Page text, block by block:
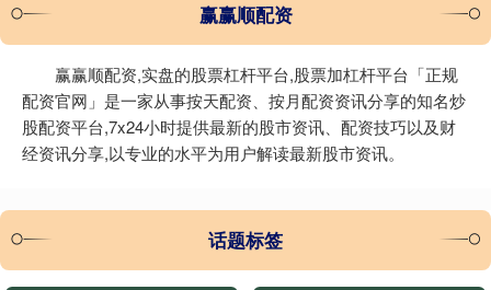
赢赢顺配资
赢赢顺配资,实盘的股票杠杆平台,股票加杠杆平台「正规
配资官网」是一家从事按天配资、按月配资资讯分享的知名炒
股配资平台,7x24小时提供最新的股市资讯、配资技巧以及财
经资讯分享,以专业的水平为用户解读最新股市资讯。
话题标签